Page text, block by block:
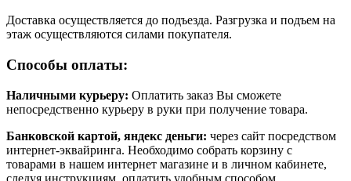
Доставка осуществляется до подъезда. Разгрузка и подъем на
этаж осуществляются силами покупателя.
Способы оплаты:
Наличными курьеру: Оплатить заказ Вы сможете
непосредственно курьеру в руки при получение товара.
Банковской картой, яндекс деньги: через сайт посредством
интернет-эквайринга. Необходимо собрать корзину с
товарами в нашем интернет магазине и в личном кабинете,
следуя инструкциям, оплатить удобным способом.